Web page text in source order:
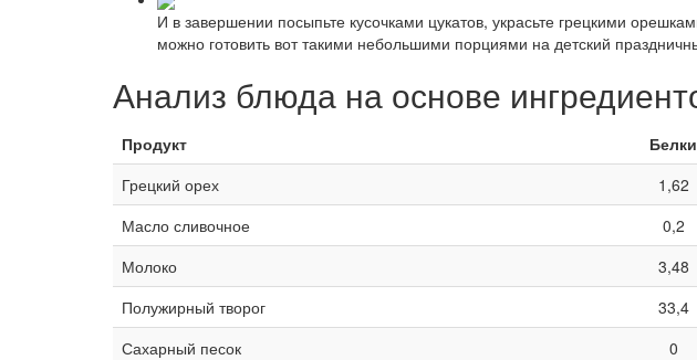
И в завершении посыпьте кусочками цукатов, украсьте грецкими
можно готовить вот такими небольшими порциями на детский
Анализ блюда на основе
Продукт Белки
Грецкий орех
1,62
Масло сливочное
0,2
Молоко
3,48
Полужирный творог
33,4
Сахарный песок
0